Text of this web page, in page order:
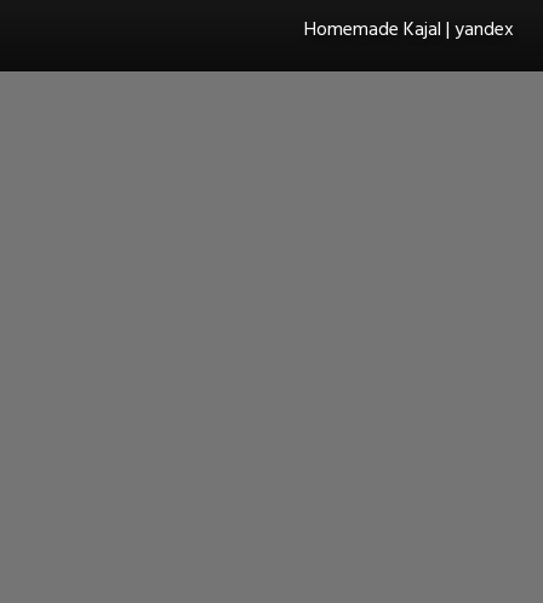
Homemade Kajal | yandex